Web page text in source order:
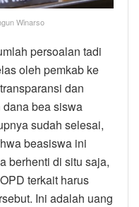
Winarso
persoalan tadi
oleh pemkab ke
dan
bea siswa
sudah selesai,
beasiswa ini
berhenti di situ saja,
terkait harus
Ini adalah uang